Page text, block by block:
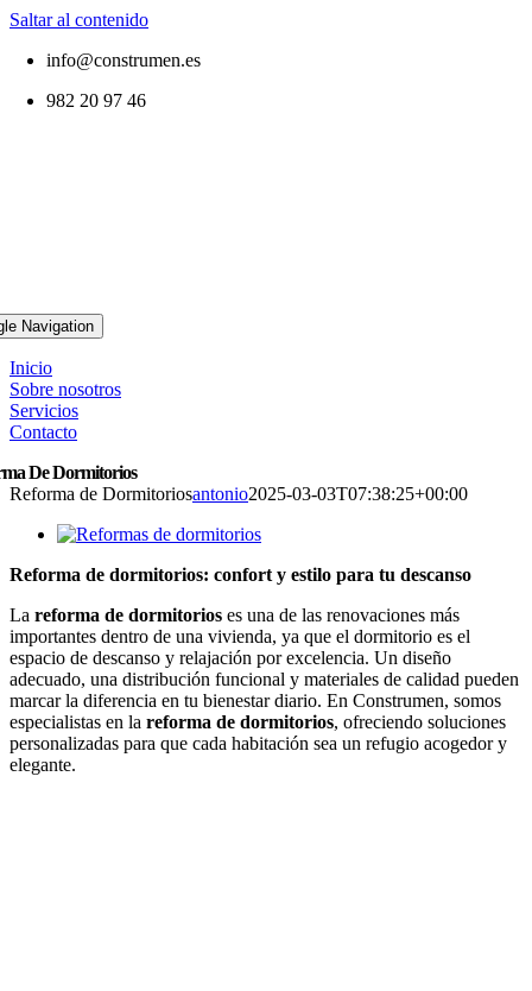
Saltar al contenido
info@construmen.es
982 20 97 46
Navigation
Inicio
Sobre nosotros
Servicios
Contacto
De Dormitorios
Reforma de Dormitoriosantonio2025-03-03T07:38:25+00:00
Reforma de dormitorios: confort y estilo para tu descanso
La reforma de dormitorios es una de las renovaciones más
importantes dentro de una vivienda, ya que el dormitorio es el
espacio de descanso y relajación por excelencia. Un diseño
adecuado, una distribución funcional y materiales de calidad pueden
marcar la diferencia en tu bienestar diario. En Construmen, somos
especialistas en la reforma de dormitorios, ofreciendo soluciones
personalizadas para que cada habitación sea un refugio acogedor y
elegante.